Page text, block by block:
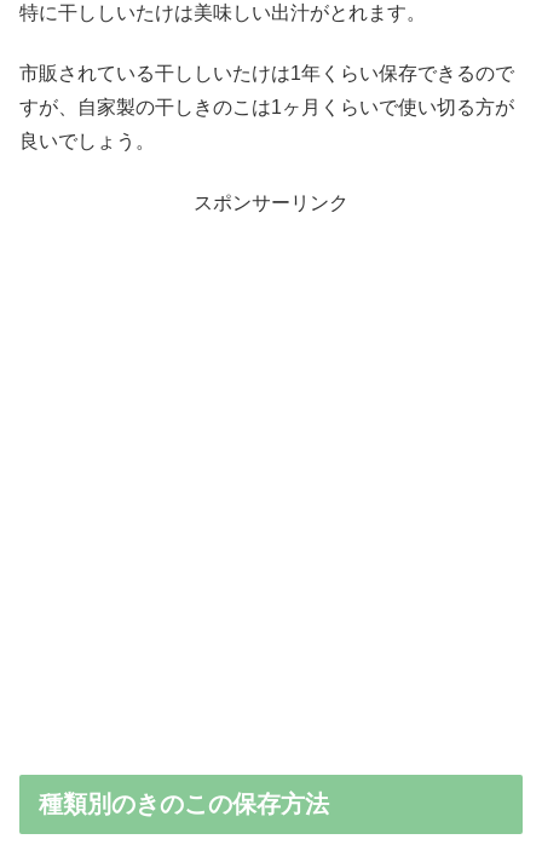
特に干ししいたけは美味しい出汁がとれます。
市販されている干ししいたけは1年くらい保存できるので
すが、自家製の干しきのこは1ヶ月くらいで使い切る方が
良いでしょう。
スポンサーリンク
種類別のきのこの保存方法